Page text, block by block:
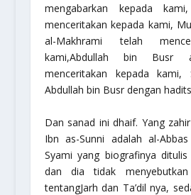
mengabarkan kepada
menceritakan kepada kami,
al-Makhrami telah
kami,Abdullah bin Busr
menceritakan kepada kami,
Abdullah bin Busr dengan
Dan sanad ini dhaif. Yang
Ibn as-Sunni adalah al-
Syami yang biografinya
dan dia tidak
tentangJarhdan Ta’dil nya,